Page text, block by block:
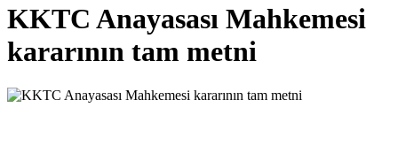
KKTC Anayasası Mahkemesi
kararının tam metni